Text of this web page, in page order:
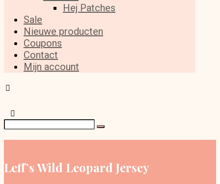
Hej Patches
Sale
Nieuwe producten
Coupons
Contact
Mijn account
Leff’s Wild Leopard Jersey